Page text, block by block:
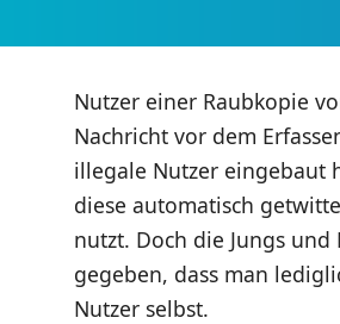
Nutzer einer Raubkopie
Nachricht vor dem
illegale Nutzer eingebaut
diese automatisch
nutzt. Doch die Jungs
gegeben, dass man
Nutzer selbst.